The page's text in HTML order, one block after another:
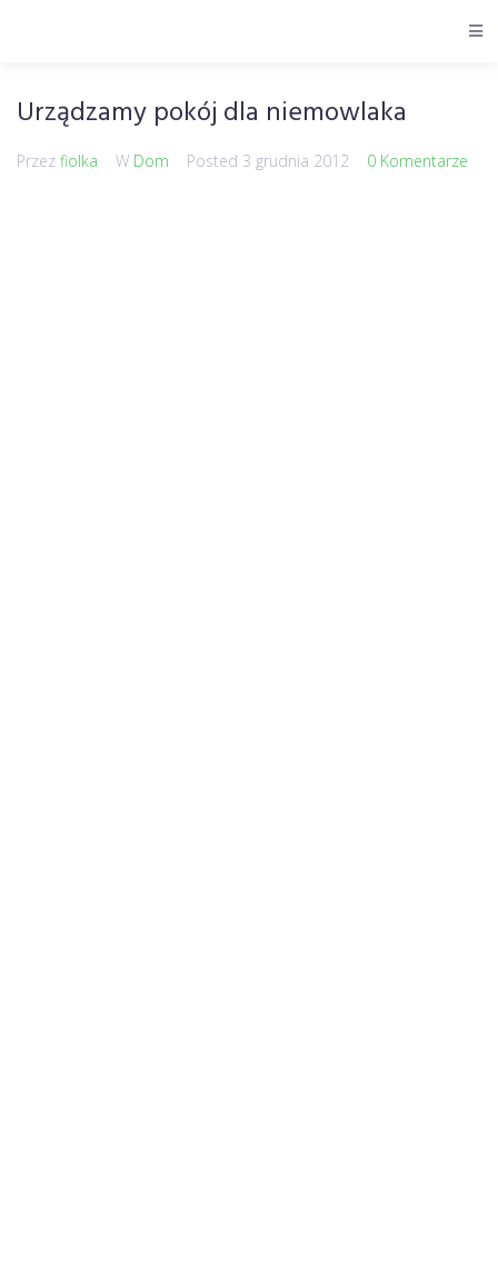
Urządzamy pokój dla niemowlaka
Przez fiolka W Dom Posted 3 grudnia 2012 0 Komentarze